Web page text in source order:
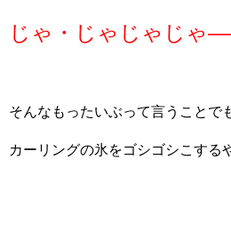
じゃ・じゃじゃじ
そんなもったいぶって言うことで
カーリングの氷をゴシゴシこする